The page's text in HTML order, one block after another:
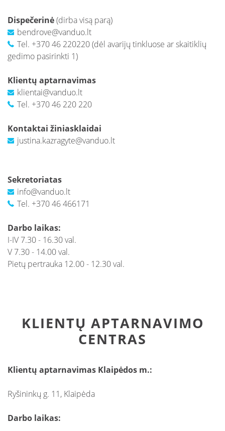
Papildomai teikiamos paslaugos
gyventojams
Nuotekų išvežimas
Skundų nagrinėjimas neteismine tvarka
Prašymai pakloti tinklus iki sklypo ribos
Papildomai teikiamos paslaugos verslui
DUK: Nuotolinė apskaita
DUK: Apsaugos zonos
Dispečerinė(dirba visą parą)
bendrove@vanduo.lt
Tel. +370 46 220220(dėl avarijų tinkluose ar skaitiklių
gedimo pasirinkti 1)
Klientų aptarnavimas
klientai@vanduo.lt
Tel. +370 46 220 220
Kontaktai žiniasklaidai
justina.kazragyte@vanduo.lt
Sekretoriatas
info@vanduo.lt
Tel. +370 46 466171
Darbo laikas:
I-IV 7.30 - 16.30 val.
V 7.30 - 14.00 val.
Pietų pertrauka 12.00 - 12.30 val.
KLIENTŲ APTARNAVIMO
CENTRAS
Klientų aptarnavimas Klaipėdos m.:
Ryšininkų g. 11, Klaipėda
Darbo laikas: